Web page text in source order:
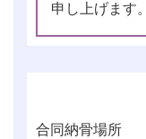
申し上げます。
合同納骨場所